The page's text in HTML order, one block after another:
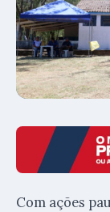
Com ações